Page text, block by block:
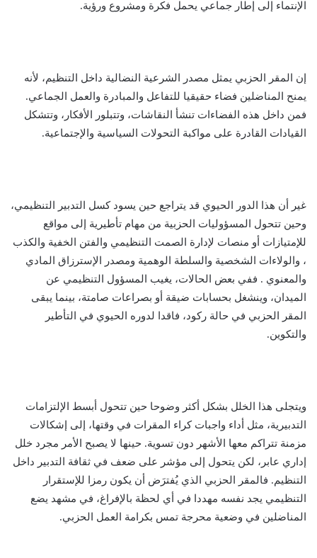
الإنتماء إلى إطار جماعي يحمل فكرة ومشروع ورؤية.
إن المقر الحزبي يمثل مصدر الشرعية النضالية داخل التنظيم، لأنه
يمنح المناضلين فضاء حقيقيا للتفاعل والمبادرة والعمل الجماعي.
فمن داخل هذه الفضاءات تنشأ النقاشات، وتتبلور الأفكار، وتتشكل
القيادات القادرة على مواكبة التحولات السياسية والإجتماعية.
غير أن هذا الدور الحيوي قد يتراجع حين يسود كسل التدبير التنظيمي،
وحين تتحول المسؤوليات الحزبية من مهام تأطيرية إلى مواقع
للإمتيازات أو منصات لإدارة الصمت التنظيمي والفتن الخفية والكذب
، والولاءات الشخصية والسلطة الوهمية ومصدر الإسترزاق المادي
والمعنوي . ففي بعض الحالات، يغيب المسؤول التنظيمي عن
الميدان، وينشغل بحسابات ضيقة أو بصراعات صامتة، بينما يبقى
المقر الحزبي في حالة ركود، فاقدا لدوره الحيوي في التأطير
والتكوين.
ويتجلى هذا الخلل بشكل أكثر وضوحا حين تتحول أبسط الإلتزامات
التدبيرية، مثل أداء واجبات كراء المقرات في وقتها، إلى إشكالات
مزمنة تتراكم معها الأشهر دون تسوية. حينها لا يصبح الأمر مجرد خلل
إداري عابر، لكن يتحول إلى مؤشر على ضعف في ثقافة التدبير داخل
التنظيم. فالمقر الحزبي الذي يُفترَض أن يكون رمزا للإستقرار
التنظيمي يجد نفسه مهددا في أي لحظة بالإفراغ، في مشهد يضع
المناضلين في وضعية محرجة تمس بكرامة العمل الحزبي.